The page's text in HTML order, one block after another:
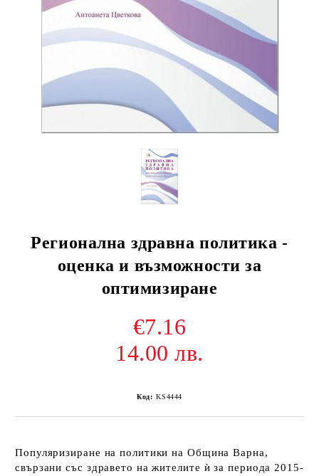
Регионална здравна политика -
оценка и възможности за
оптимизиране
€7.16
14.00 лв.
Код: KS4444
Популяризиране на политики на Община Варна,
свързани със здравето на жителите ѝ за периода 2015-